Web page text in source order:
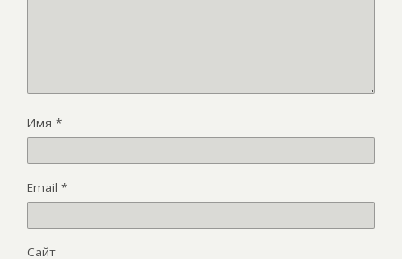
Имя *
Email *
Сайт